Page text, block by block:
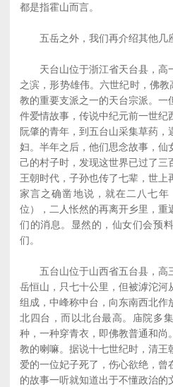
都是指霍山而言。
五岳之外，我们再介绍其他几
天台山位于浙江省天台县，高
之滨，形势雄伟。六世纪时，佛
教的重要支派之一的天台宗派。一
件爱情故事，传说中纪元前一世纪
阮肇的青年，到五台山采集草药
妇。半年之后，他们思念故事，仙
己的村子时，发现这世界已过了三
王朝时代，子孙也传了七辈，世
家言之确凿地说，就在二八七
位），二人怅然的再离开乡里，重
们的消息。显然的，仙女们会预
们。
五台山位于山西省五台县，高
岳恒山，只七十公里，但被滹沱河
组成，中峰称中台，向东南西北作
北四台，而以北台最高。庙院多
种，一种穿青衣，即佛教普通和尚
教的喇嘛。据说十七世纪时，清王
爱的一位妃子死了，伤心欲绝，
的故事一听就知道出于不懂政治